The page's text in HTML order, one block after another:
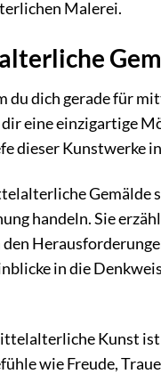
Malerei.
du dich gerade für
eine einzigartige
dieser Kunstwerke
Gemälde
handeln. Sie
in die
Kunst
wie Freude,